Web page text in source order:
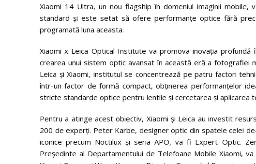
Xiaomi 14 Ultra, un nou flagship în domeniul imaginii
standard și este setat să ofere performanțe optice fără
programată luna aceasta.
Xiaomi x Leica Optical Institute va promova inovația
crearea unui sistem optic avansat în această eră a fotografiei
Leica și Xiaomi, institutul se concentrează pe patru factori
într-un factor de formă compact, obținerea performanțelor
stricte standarde optice pentru lentile și cercetarea și aplicarea
Pentru a atinge acest obiectiv, Xiaomi și Leica au investit
200 de experți. Peter Karbe, designer optic din spatele celei
iconice precum Noctilux și seria APO, va fi Expert Optic.
Președinte al Departamentului de Telefoane Mobile Xiaomi,